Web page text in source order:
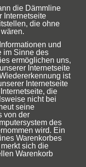
die Dämmline
Internetseite
die ohne
und
im Sinne des
ermöglichen uns,
Internetseite
ist
Internetseite
die
nicht bei
seine
von der
des
wird. Ein
Warenkorbes
sich die
Warenkorb